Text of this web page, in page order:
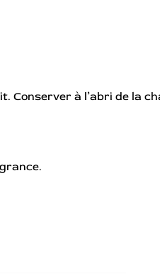
Conserver à l’abri de la